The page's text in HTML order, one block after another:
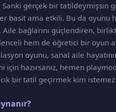
Sanki gerçek bir tatildeymişsin
basit ama etkili. Bu da oyunu
Aile bağlarını güçlendiren,
hem de öğretici bir oyun
oyunu, sanal aile
için hazırsanız, hemen
bir tatil geçirmek kim